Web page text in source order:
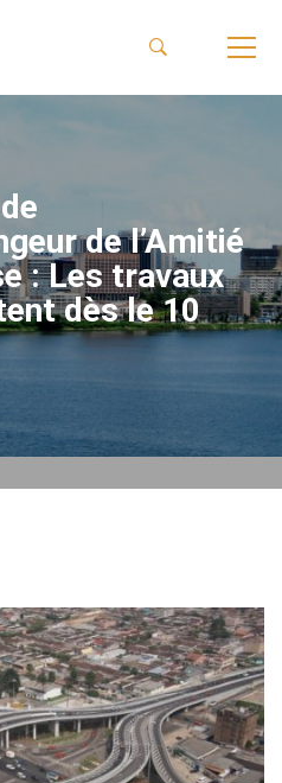
de l’Amitié
: Les travaux
dès le 10